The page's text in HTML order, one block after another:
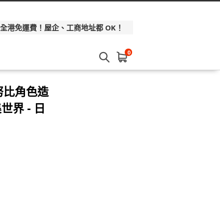
港免運費！屋企、工商地址都 OK！
0
角色造
界 - 日